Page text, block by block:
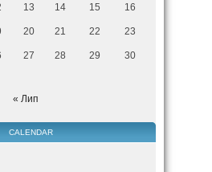
13 14 15 16
20 21 22 23
27 28 29 30
« Лип
CALENDAR